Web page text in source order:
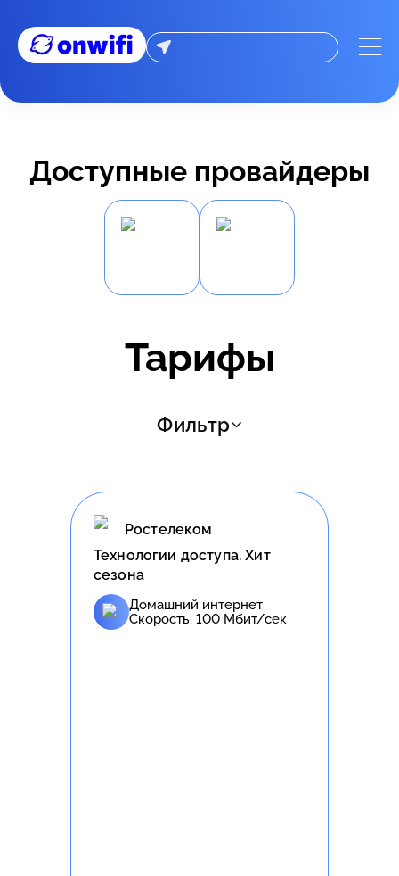
Доступные провайдеры
Тарифы
Фильтр
Ростелеком
Технологии доступа. Хит
сезона
Домашний интернет
Скорость: 100 Мбит/сек